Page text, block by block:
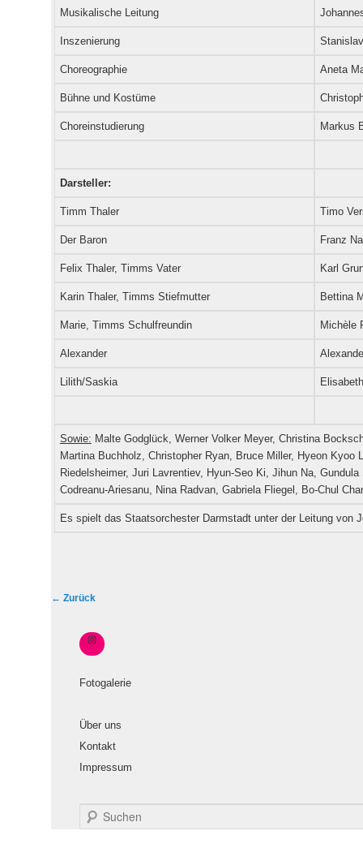
Musikalische Leitung
Inszenierung
Choreographie Aneta
Bühne und Kostüme
Choreinstudierung Markus
Darsteller:
Timm Thaler Timo
Der Baron Franz
Felix Thaler, Timms Vater Karl
Karin Thaler, Timms Stiefmutter Bettina
Marie, Timms Schulfreundin Michèle
Alexander
Lilith/Saskia
Sowie: Malte Godglück, Werner Volker Meyer, Christina
Martina Buchholz, Christopher Ryan, Bruce Miller, Hyeon
Riedelsheimer, Juri Lavrentiev, Hyun-Seo Ki, Jihun Na,
Codreanu-Ariesanu, Nina Radvan, Gabriela Fliegel, Bo-Chul
Es spielt das Staatsorchester Darmstadt unter der Leitung von
B
← Zurück
Fotogalerie
Über uns
Kontakt
Impressum